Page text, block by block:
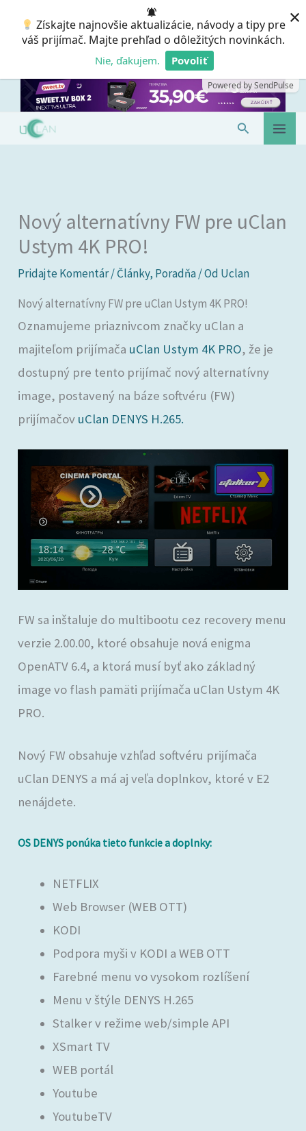
Získajte najnovšie aktualizácie, návody a tipy pre
váš prijímač. Majte prehľad o dôležitých novinkách.
Nie, ďakujem. Povoliť
Powered by SendPulse
×
Hľadať
Nový alternatívny FW pre uClan
Ustym 4K PRO!
Pridajte Komentár/Články, Poradňa/ Od Uclan
Nový alternatívny FW pre uClan Ustym 4K PRO!
Oznamujeme priaznivcom značky uClan a
majiteľom prijímača uClan Ustym 4K PRO, že je
dostupný pre tento prijímač nový alternatívny
image, postavený na báze softvéru (FW)
prijímačov uClan DENYS H.265.
FW sa inštaluje do multibootu cez recovery menu
verzie 2.00.00, ktoré obsahuje nová enigma
OpenATV 6.4, a ktorá musí byť ako základný
image vo flash pamäti prijímača uClan Ustym 4K
PRO.
Nový FW obsahuje vzhľad softvéru prijímača
uClan DENYS a má aj veľa doplnkov, ktoré v E2
nenájdete.
OS DENYS ponúka tieto funkcie a doplnky:
NETFLIX
Web Browser (WEB OTT)
KODI
Podpora myši v KODI a WEB OTT
Farebné menu vo vysokom rozlíšení
Menu v štýle DENYS H.265
Stalker v režime web/simple API
XSmart TV
WEB portál
Youtube
YoutubeTV